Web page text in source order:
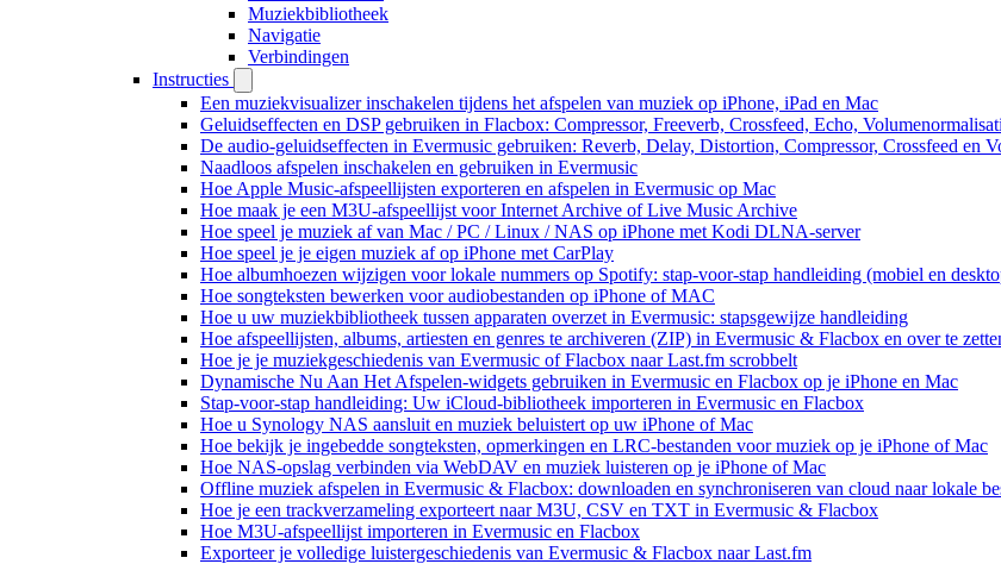
Muziekbibliotheek
Navigatie
Verbindingen
Instructies
Een muziekvisualizer inschakelen tijdens het afspelen van muziek op iPhone, iPad en Mac
Geluidseffecten en DSP gebruiken in Flacbox: Compressor, Freeverb, Crossfeed, Echo,
De audio-geluidseffecten in Evermusic gebruiken: Reverb, Delay, Distortion, Compressor, Crossfeed en
Naadloos afspelen inschakelen en gebruiken in Evermusic
Hoe Apple Music-afspeellijsten exporteren en afspelen in Evermusic op Mac
Hoe maak je een M3U-afspeellijst voor Internet Archive of Live Music Archive
Hoe speel je muziek af van Mac / PC / Linux / NAS op iPhone met Kodi DLNA-server
Hoe speel je je eigen muziek af op iPhone met CarPlay
Hoe albumhoezen wijzigen voor lokale nummers op Spotify: stap-voor-stap handleiding (mobiel en
Hoe songteksten bewerken voor audiobestanden op iPhone of MAC
Hoe u uw muziekbibliotheek tussen apparaten overzet in Evermusic: stapsgewijze handleiding
Hoe afspeellijsten, albums, artiesten en genres te archiveren (ZIP) in Evermusic & Flacbox en over te
Hoe je je muziekgeschiedenis van Evermusic of Flacbox naar Last.fm scrobbelt
Dynamische Nu Aan Het Afspelen-widgets gebruiken in Evermusic en Flacbox op je iPhone en Mac
Stap-voor-stap handleiding: Uw iCloud-bibliotheek importeren in Evermusic en Flacbox
Hoe u Synology NAS aansluit en muziek beluistert op uw iPhone of Mac
Hoe bekijk je ingebedde songteksten, opmerkingen en LRC-bestanden voor muziek op je iPhone of Mac
Hoe NAS-opslag verbinden via WebDAV en muziek luisteren op je iPhone of Mac
Offline muziek afspelen in Evermusic & Flacbox: downloaden en synchroniseren van cloud naar lokale
Hoe je een trackverzameling exporteert naar M3U, CSV en TXT in Evermusic & Flacbox
Hoe M3U-afspeellijst importeren in Evermusic en Flacbox
Exporteer je volledige luistergeschiedenis van Evermusic & Flacbox naar Last.fm